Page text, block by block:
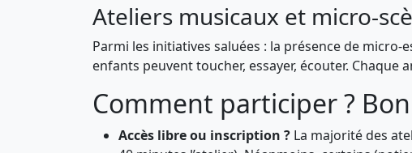
Ateliers musicaux et micro-
Parmi les initiatives saluées : la présence de
enfants peuvent toucher, essayer, écouter.
Comment participer ?
Accès libre ou inscription ? La majorité des